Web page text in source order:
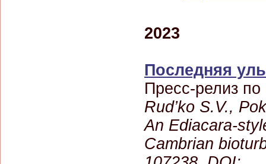
2023
Последняя
Пресс-релиз по
Rud’ko S.V.,
An Ediacara-
Cambrian